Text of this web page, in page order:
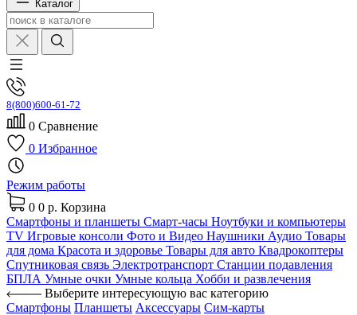
Каталог
8(800)600-61-72
0 Сравнение
0 Избранное
Режим работы
0 0 р. Корзина
Смартфоны и планшеты Смарт-часы Ноутбуки и компьютеры
TV Игровые консоли Фото и Видео Наушники Аудио Товары
для дома Красота и здоровье Товары для авто Квадрокоптеры
Спутниковая связь Электротранспорт Станции подавления
БПЛА Умные очки Умные кольца Хобби и развлечения
Выберите интересующую вас категорию
Смартфоны Планшеты Аксессуары Сим-карты